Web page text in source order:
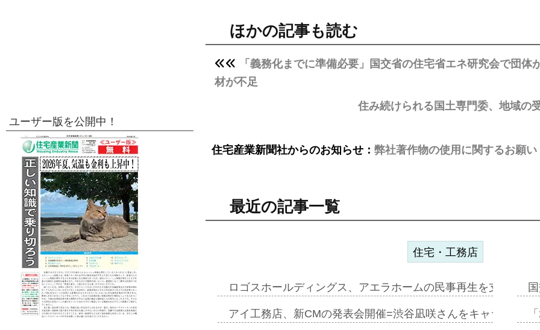
ほかの記事も読む
「義務化までに準備必要」国交省の住宅省エネ研究会で団
材が不足
住み続けられる国土専門委、地域の
住宅産業新聞社からのお知らせ： 弊社著作物の使用に関するお願い
最近の記事一覧
住宅・工務店
ロゴスホールディングス、アエラホームの民事再生を支援=ス
アイ工務店、新CMの発表会開催=渋谷凪咲さんをキャラクタ
ユーザー版を公開中！